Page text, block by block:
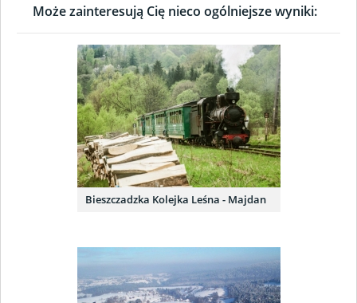
Może zainteresują Cię nieco ogólniejsze wyniki:
Bieszczadzka Kolejka Leśna - Majdan